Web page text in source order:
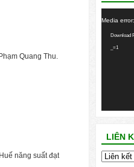
Quang Thu.
năng suất đạt
Media
Download
_=1
LIÊN